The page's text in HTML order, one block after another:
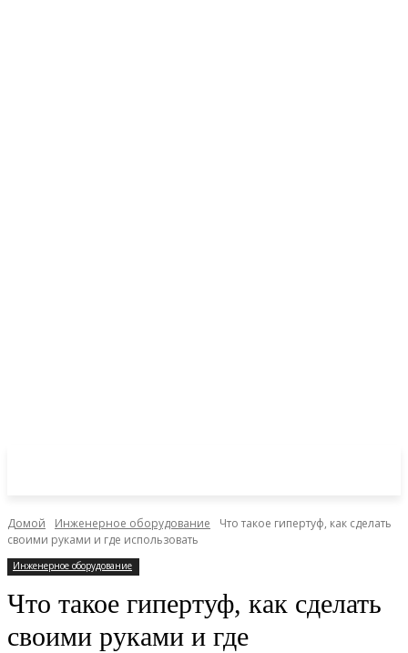
Домой Инженерное оборудование
Что такое гипертуф, как сделать
своими руками и где использовать
Инженерное оборудование
Что такое гипертуф, как сделать
своими руками и где